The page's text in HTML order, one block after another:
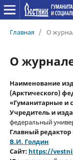
Главная / О
О
Наименование
(Арктического)
«Гуманитарные и
Учредитель и
федеральный
Главный редактор
В.И. Голдин
Сайт: https://